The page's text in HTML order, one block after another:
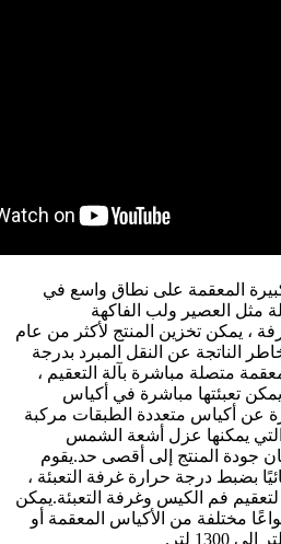
المعقمة على نطاق واسع في
مثل العصير ولب الفاكهة
، يمكن تخزين المنتج لأكثر من عام
الناتجة عن النقل المبرد بدرجة
متصلة مباشرة بآلة التعقيم ،
والمنتجات بعد التعقيم UHT يمكن تعبئتها مباشرة في أكياس
عن أكياس متعددة الطبقات مركبة
يمكنها عزل أشعة الشمس
جودة المنتج إلى أقصى حد.يقوم
بضبط درجة حرارة غرفة التعبئة ،
فم الكيس وغرفة التعبئة.يمكن
مختلفة من الأكياس المعقمة أو